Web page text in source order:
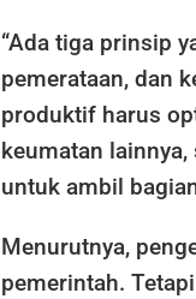
“Ada tiga prinsip
pemerataan, dan
produktif harus
keumatan
untuk ambil
Menurutnya,
pemerintah.